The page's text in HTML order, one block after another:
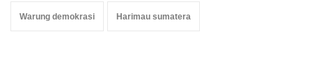
Warung demokrasi Harimau sumatera